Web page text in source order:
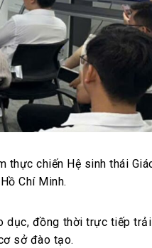
thực chiến Hệ sinh thái
Chí Minh.
dục, đồng thời trực tiếp
sở đào tạo.